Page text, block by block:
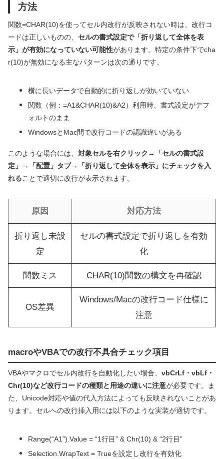
方法
関数=CHAR(10)を使ってセル内改行が反映されない時は、改行コ
ードは正しいものの、 セルの書式設定で「折り返して全体を表
示」が有効になっていない可能性があります。特定の条件下でcha
r(10)が無効になる主なパターンは次の通りです。
横に長いデータで自動的に折り返しが効いていない
関数（例：=A1&CHAR(10)&A2）利用時、書式設定がデフ
ォルトのまま
WindowsとMac間で改行コードの認識違いがある
このような場合には、 対象セルを右クリック→「セルの書式設
定」→「配置」タブ→「折り返して全体を表示」にチェックを入
れることで適切に改行が表示されます。
原因 対応方法
折り返し未設
定
セルの書式設定で折り返しを有効
化
関数ミス CHAR(10)関数の構文を再確認
OS差異
Windows/Macの改行コード仕様に
注意
macroやVBAでの改行不具合チェック項目
VBAやマクロでセル内改行を自動化したい場合、 vbCrLf・vbLf・
Chr(10)など改行コードの種類と用途の違いに注意が必要です。ま
た、Unicode対応や値の代入方法によっても反映されないことがあ
ります。セルへの改行挿入用には以下のような実装が適切です。
Range(“A1”).Value = “1行目” & Chr(10) & “2行目”
Selection.WrapText = Trueを設定し改行を有効化